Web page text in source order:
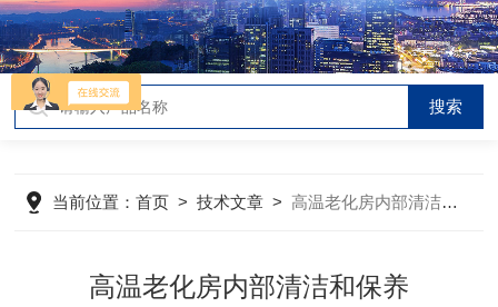
当前位置：首页 >技术文章 >高温老化房内部清洁和保养
高温老化房内部清洁和保养